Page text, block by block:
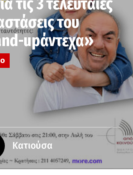
του
upάντεχα»
Κατιούσα